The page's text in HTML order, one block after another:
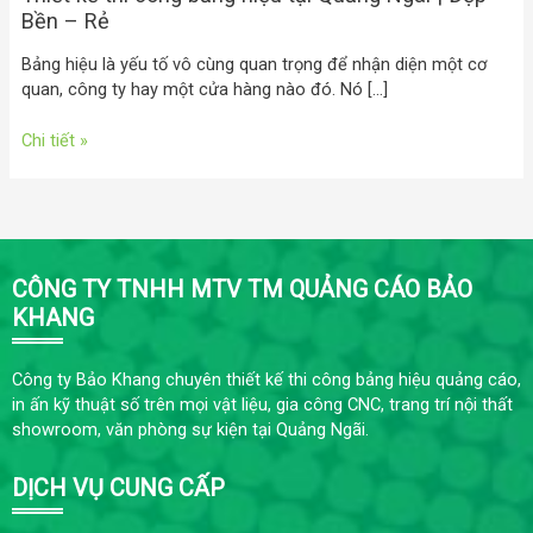
Bền – Rẻ
Bảng hiệu là yếu tố vô cùng quan trọng để nhận diện một cơ
quan, công ty hay một cửa hàng nào đó. Nó […]
Chi tiết »
CÔNG TY TNHH MTV TM QUẢNG CÁO BẢO
KHANG
Công ty Bảo Khang chuyên thiết kế thi công bảng hiệu quảng cáo,
in ấn kỹ thuật số trên mọi vật liệu, gia công CNC, trang trí nội thất
showroom, văn phòng sự kiện tại Quảng Ngãi.
DỊCH VỤ CUNG CẤP